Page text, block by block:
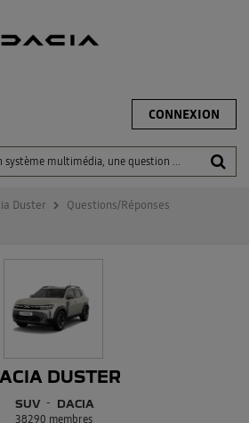
CONNEXION
Duster Questions/Réponses
DUSTER
SUV DACIA
38290 membres